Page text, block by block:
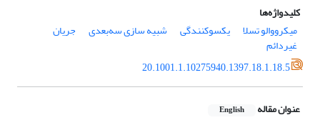
کلیدواژه‌ها
میکرووالو تسلا
یکسوکنندگی شبیه سازی سه‌بعدی جریان
غیردائم
20.1001.1.10275940.1397.18.1.18.5
عنوان مقاله English